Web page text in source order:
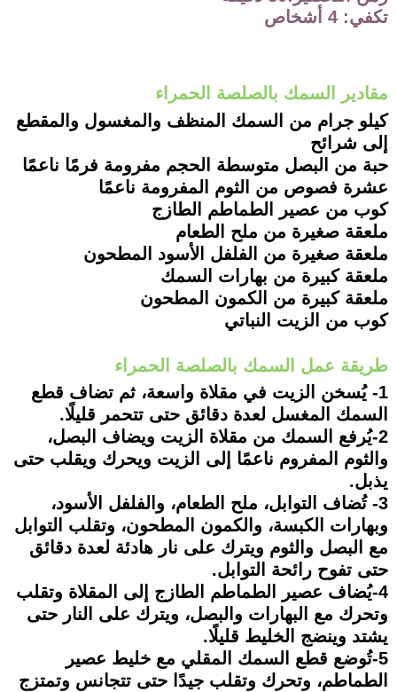
تكفي: 4 أشخاص
مقادير السمك بالصلصة الحمراء
كيلو جرام من السمك المنظف والمغسول والمقطع
إلى شرائح
حبة من البصل متوسطة الحجم مفرومة فرمًا ناعمًا
عشرة فصوص من الثوم المفرومة ناعمًا
كوب من عصير الطماطم الطازج
ملعقة صغيرة من ملح الطعام
ملعقة صغيرة من الفلفل الأسود المطحون
ملعقة كبيرة من بهارات السمك
ملعقة كبيرة من الكمون المطحون
كوب من الزيت النباتي
طريقة عمل السمك بالصلصة الحمراء
1- يُسخن الزيت في مقلاة واسعة، ثم تضاف قطع
السمك المغسل لعدة دقائق حتى تتحمر قليلًا.
2-يُرفع السمك من مقلاة الزيت ويضاف البصل،
والثوم المفروم ناعمًا إلى الزيت ويحرك ويقلب حتى
يذبل.
3- تُضاف التوابل، ملح الطعام، والفلفل الأسود،
وبهارات الكبسة، والكمون المطحون، وتقلب التوابل
مع البصل والثوم ويترك على نار هادئة لعدة دقائق
حتى تفوح رائحة التوابل.
4-يُضاف عصير الطماطم الطازج إلى المقلاة وتقلب
وتحرك مع البهارات والبصل، ويترك على النار حتى
يشتد وينضج الخليط قليلًا.
5-تُوضع قطع السمك المقلي مع خليط عصير
الطماطم، وتحرك وتقلب جيدًا حتى تتجانس وتمتزج